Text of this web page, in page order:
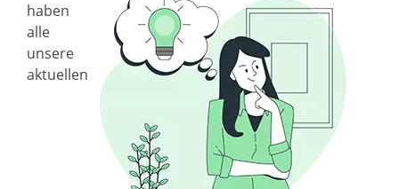
haben
alle
unsere
aktuellen